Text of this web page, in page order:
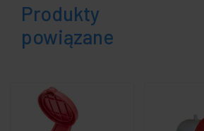
Produkty
powiązane